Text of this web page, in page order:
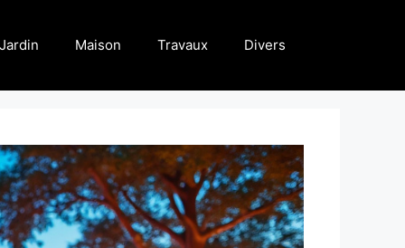
Jardin Maison Travaux Divers